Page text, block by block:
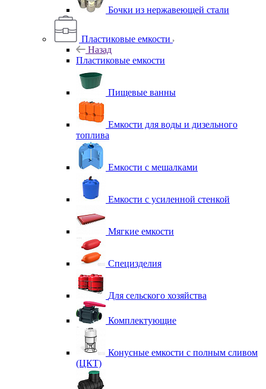
Бочки из нержавеющей стали
Пластиковые емкости
Назад
Пластиковые емкости
Пищевые ванны
Емкости для воды и дизельного
топлива
Емкости с мешалками
Емкости с усиленной стенкой
Мягкие емкости
Специзделия
Для сельского хозяйства
Комплектующие
Конусные емкости с полным сливом
(ЦКТ)